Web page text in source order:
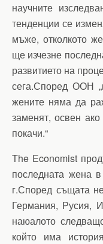
научните
тенденции се
мъже, отколкото
ще изчезне
развитието на
сега.Според ООН
жените няма да
заменят, освен
покачи.“
The Economist
последната жена
г.Според същата
Германия, Русия,
наюалото
който има